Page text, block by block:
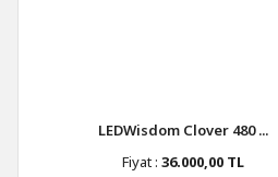
LEDWisdom Clover 480 ...
Fiyat : 36.000,00 TL